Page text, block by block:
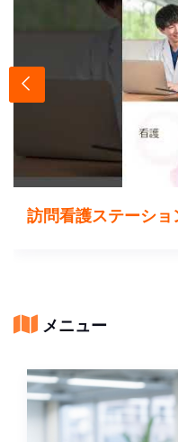
訪問看護ステーシ
メニュー